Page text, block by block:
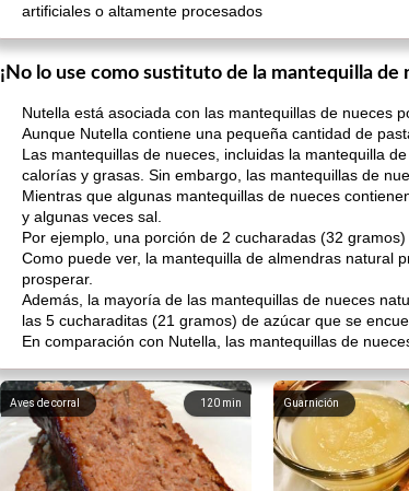
artificiales o altamente procesados
¡No lo use como sustituto de la mantequilla de
Nutella está asociada con las mantequillas de nueces
Aunque Nutella contiene una pequeña cantidad de
Las mantequillas de nueces, incluidas la mantequilla
calorías y grasas. Sin embargo, las mantequillas de
Mientras que algunas mantequillas de nueces
y algunas veces sal.
Por ejemplo, una porción de 2 cucharadas (32
Como puede ver, la mantequilla de almendras natural
prosperar.
Además, la mayoría de las mantequillas de nueces
las 5 cucharaditas (21 gramos) de azúcar que se
En comparación con Nutella, las mantequillas de
120 min
Aves de corral Guarnición